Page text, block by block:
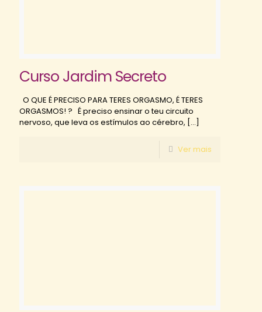
Curso Jardim Secreto
O QUE É PRECISO PARA TERES ORGASMO, É TERES
ORGASMOS! ? É preciso ensinar o teu circuito
nervoso, que leva os estímulos ao cérebro, […]
Ver mais